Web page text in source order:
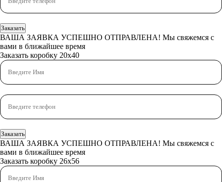
Заказать
ВАША ЗАЯВКА УСПЕШНО ОТПРАВЛЕНА! Мы свяжемся с
вами в ближайшее время
Заказать коробку 20x40
Заказать
ВАША ЗАЯВКА УСПЕШНО ОТПРАВЛЕНА! Мы свяжемся с
вами в ближайшее время
Заказать коробку 26x56